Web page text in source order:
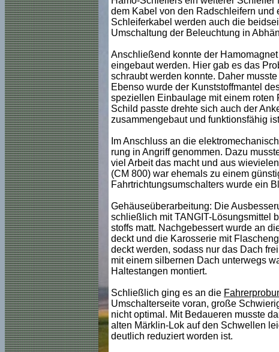
dem Kabel von den Radschleifern und
Schleiferkabel werden auch die
Umschaltung der Beleuchtung in
Anschließend konnte der
eingebaut werden. Hier gab es das
schraubt werden konnte. Daher
Ebenso wurde der Kunststoffmantel
speziellen Einbaulage mit einem roten
Schild passte drehte sich auch der
zusammengebaut und funktionsfähig
Im Anschluss an die
rung in Angriff genommen. Dazu
viel Arbeit das macht und aus
(CM 800) war ehemals zu einem
Fahrtrichtungsumschalters wurde ein
Gehäuseüberarbeitung: Die
schließlich mit TANGIT-Lösungsmittel
stoffs matt. Nachgebessert wurde an
deckt und die Karosserie mit
deckt werden, sodass nur das Dach
mit einem silbernen Dach unterwegs
Haltestangen montiert.
Schließlich ging es an die
Umschalterseite voran, große
nicht optimal. Mit Bedaueren musste
alten Märklin-Lok auf den Schwellen
deutlich reduziert worden ist.